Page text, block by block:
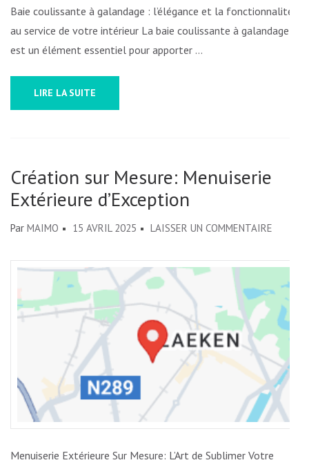
RENDEZ-
VOUS
Baie coulissante à galandage : l’élégance et la fonctionnalité
au service de votre intérieur La baie coulissante à galandage
est un élément essentiel pour apporter …
LIRE LA SUITE
Création sur Mesure: Menuiserie
Extérieure d’Exception
Par MAIMO 15 AVRIL 2025 LAISSER UN COMMENTAIRE
SUR
Menuiserie Extérieure Sur Mesure: L’Art de Sublimer Votre